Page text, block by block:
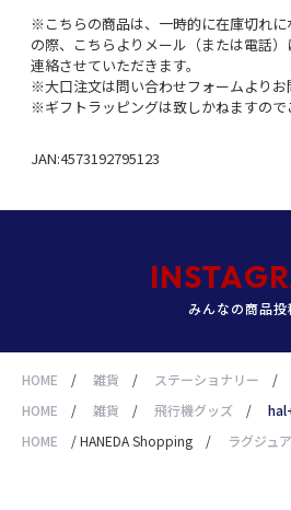
HOME / 雑貨 / ステーショナリー /
HOME
/ 雑貨 / 飛行機グッズ /
HOME
/HANEDA Shopping / ラグジュ
※こちらの商品は、一時的に在庫切れに
の際、こちらよりメール（または電話
連絡させていただきます。
※大口注文は問い合わせフォームよりお
※ギフトラッピングは致しかねますので
JAN:4573192795123
みんなの商品投